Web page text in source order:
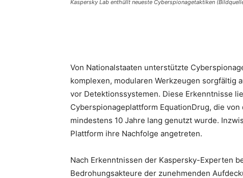
Kaspersky Lab enthüllt neueste Cyberspionagetaktiken
Von Nationalstaaten unterstützte
komplexen, modularen Werkzeugen sorgfältig
vor Detektionssystemen. Diese Erkenntnisse
Cyberspionageplattform EquationDrug, die
mindestens 10 Jahre lang genutzt wurde.
Plattform ihre Nachfolge angetreten.
Nach Erkenntnissen der Kaspersky-Experten
Bedrohungsakteure der zunehmenden